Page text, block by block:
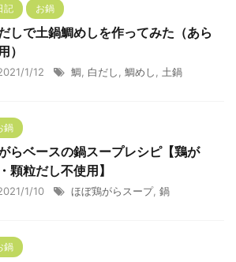
記 お鍋
しで土鍋鯛めしを作ってみた（あら
）
1/12 鯛 白だし 鯛めし 土鍋
鍋
らベースの鍋スープレシピ【鶏が
顆粒だし不使用】
1/10 ほぼ鶏がらスープ, 鍋
鍋